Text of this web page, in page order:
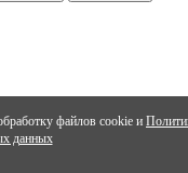
файлов cookie и
данных